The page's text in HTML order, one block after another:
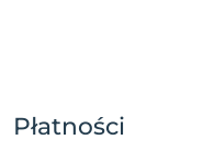
Płatności